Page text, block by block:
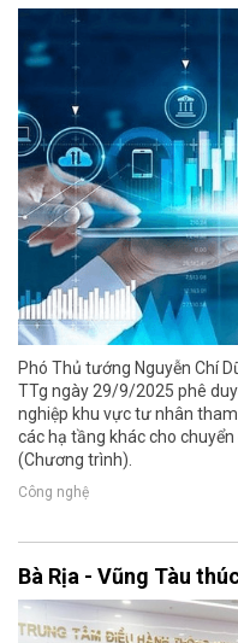
Phó Thủ tướng Nguyễn Chí
TTg ngày 29/9/2025 phê
nghiệp khu vực tư nhân
các hạ tầng khác cho
(Chương trình).
Công nghệ
Bà Rịa - Vũng Tàu